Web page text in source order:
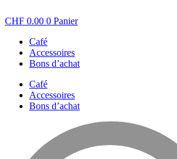
CHF 0.00 0 Panier
Café
Accessoires
Bons d’achat
Café
Accessoires
Bons d’achat